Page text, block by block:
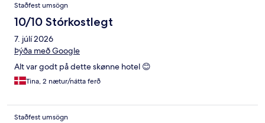
Staðfest umsögn
10/10 Stórkostlegt
7. júlí 2026
Þýða með Google
Alt var godt på dette skønne hotel 😊
Tina, 2 nætur/nátta ferð
Staðfest umsögn